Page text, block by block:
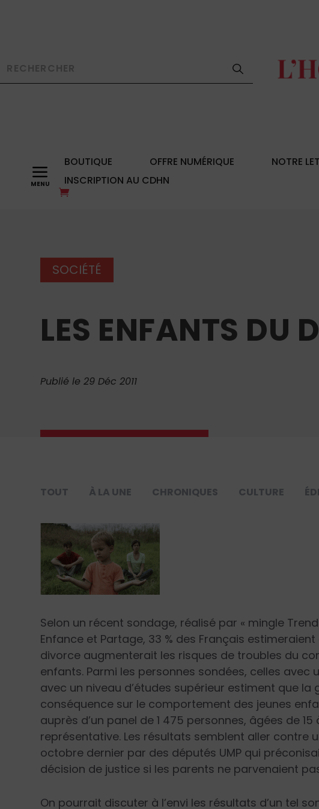
a BOUTIQUE OFFRE NUMÉRIQUE NOTRE
INSCRIPTION AU CDHN
SOCIÉTÉ
LES ENFANTS DU
Publié le 29 Déc 2011
TOUT À LA UNE CHRONIQUES CULTURE
Selon un récent sondage, réalisé par « mingle
Enfance et Partage, 33 % des Français
divorce augmenterait les risques de troubles du
enfants. Parmi les personnes sondées, celles avec
avec un niveau d’études supérieur estiment que la
conséquence sur le comportement des jeunes
auprès d’un panel de 1 475 personnes, âgées de
représentative. Les résultats semblent aller contre
octobre dernier par des députés UMP qui
décision de justice si les parents ne parvenaient
On pourrait discuter à l’envi les résultats d’un tel